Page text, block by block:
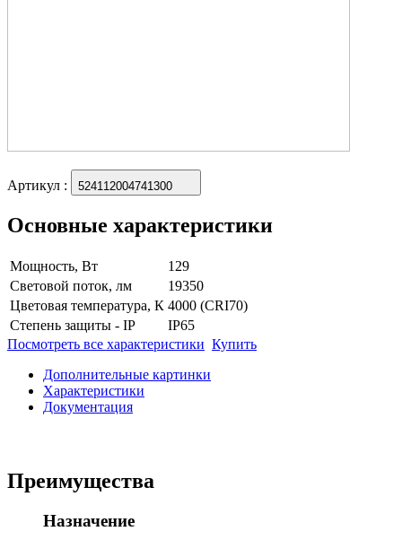
Артикул : 524112004741300
Основные характеристики
Мощность, Вт
129
Световой поток, лм
19350
Цветовая температура, К 4000 (CRI70)
Степень защиты - IP
IP65
Посмотреть все характеристики Купить
Дополнительные картинки
Характеристики
Документация
Преимущества
Назначение